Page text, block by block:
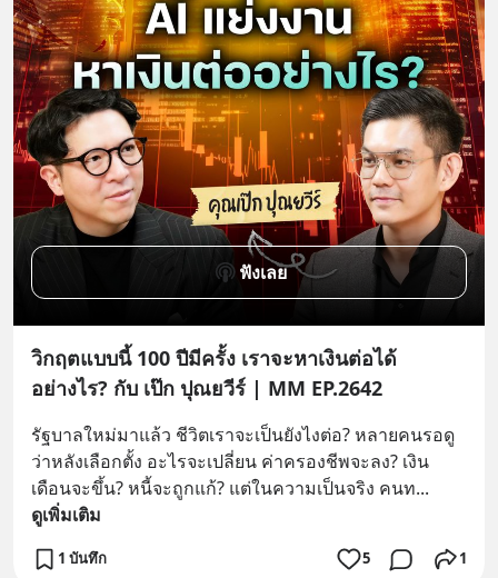
ฟังเลย
วิกฤตแบบนี้ 100 ปีมีครั้ง เราจะหาเงินต่อได้
อย่างไร? กับ เป๊ก ปุณยวีร์ | MM EP.2642
รัฐบาลใหม่มาแล้ว ชีวิตเราจะเป็นยังไงต่อ? หลายคนรอดู
ว่าหลังเลือกตั้ง อะไรจะเปลี่ยน ค่าครองชีพจะลง? เงิน
เดือนจะขึ้น? หนี้จะถูกแก้? แต่ในความเป็นจริง คนท...
ดูเพิ่มเติม
1 บันทึก 5 1